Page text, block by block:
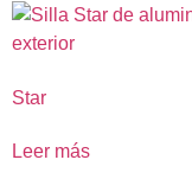
Star
Leer más